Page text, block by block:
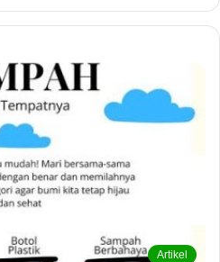
Artikel